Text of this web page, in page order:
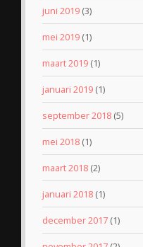
juni 2019 (3)
mei 2019 (1)
maart 2019 (1)
januari 2019 (1)
september 2018 (5)
mei 2018 (1)
maart 2018 (2)
januari 2018 (1)
december 2017 (1)